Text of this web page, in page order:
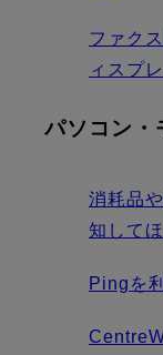
ファク
ィスプ
パソコン・
消耗品
知して
Pingを